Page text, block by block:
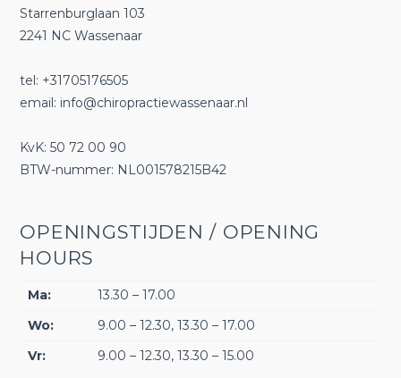
Starrenburglaan 103
2241 NC Wassenaar
tel: +31705176505
email: info@chiropractiewassenaar.nl
KvK: 50 72 00 90
BTW-nummer: NL001578215B42
OPENINGSTIJDEN / OPENING
HOURS
Ma:
13.30 – 17.00
Wo:
9.00 – 12.30, 13.30 – 17.00
Vr:
9.00 – 12.30, 13.30 – 15.00